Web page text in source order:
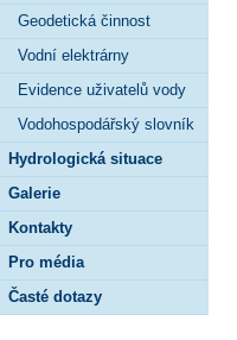
Geodetická činnost
Vodní elektrárny
Evidence uživatelů vody
Vodohospodářský slovník
Hydrologická situace
Galerie
Kontakty
Pro média
Časté dotazy